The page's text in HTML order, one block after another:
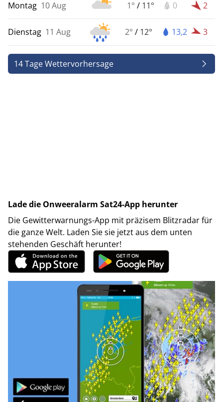
Montag 10 Aug 1° / 11° 0 2
Dienstag 11 Aug 2° / 12° 13,2 3
14 Tage Wettervorhersage
Lade die Onweeralarm Sat24-App herunter
Die Gewitterwarnungs-App mit präzisem Blitzradar für
die ganze Welt. Laden Sie sie jetzt aus dem unten
stehenden Geschäft herunter!